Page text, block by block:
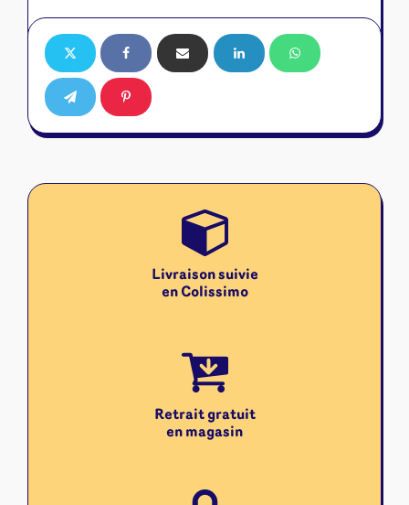
Livraison suivie
en Colissimo
Retrait gratuit
en magasin